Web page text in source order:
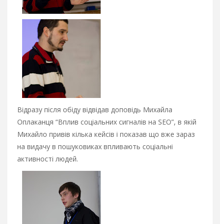
Відразу після обіду відвідав доповідь Михайла
Оплаканця “Вплив соціальних сигналів на SEO”, в якій
Михайло привів кілька кейсів і показав що вже зараз
на видачу в пошуковиках впливають соціальні
активності людей.